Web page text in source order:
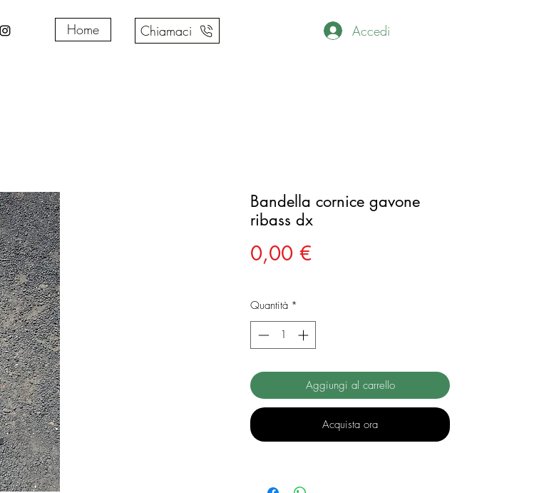
Home Chiamaci Accedi
Bandella cornice gavone
ribass dx
0,00 €Prezzo
Quantità *
Aggiungi al carrello
Acquista ora